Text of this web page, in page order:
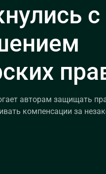
с
авторам защищать
компенсации за